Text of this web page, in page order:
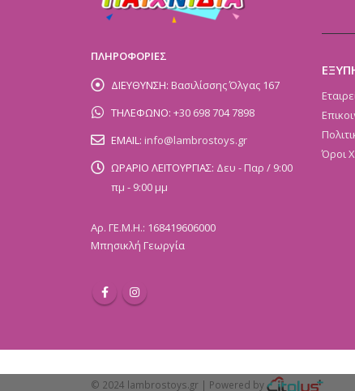
ΠΛΗΡΟΦΟΡΙΕΣ
ΔΙΕΥΘΥΝΣΗ: Βασιλίσσης Όλγας 167
ΤΗΛΕΦΩΝΟ: +30 698 704 7898
EMAIL: info@lambrostoys.gr
ΩΡΑΡΙΟ ΛΕΙΤΟΥΡΓΙΑΣ: Δευ - Παρ / 9:00
πμ - 9:00 μμ
Αρ. ΓΕ.Μ.Η.: 168419606000
Μπησικλή Γεωργία
Όροι
© 2024 lambrostoys.gr | Powered by